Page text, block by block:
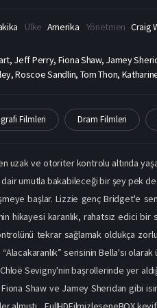
Ülke Amerika Yönetmen Craig
Jeff Perry, Fiona Shaw, Jamey
Roscoe Sandlin, Tom Thon,
Filmleri Dram Filmleri
uzak ve otoriter kontrolu altında
umutla bakabileceği bir şey pek
başlar. Lizzie genç Bridget'e
hikayesi karanlık, rahatsız edici
tekrar sağlamak oldukça
serisinin Bella'sı
Chloë Sevigny'nin başrollerinde yer
Shaw ve Jamey Sheridan gibi